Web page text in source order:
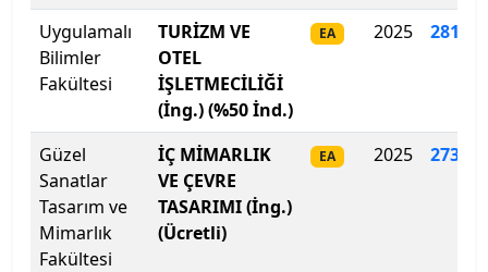
İzmir Katip Çelebi Üniversitesi
İzmir Kavram Meslek Y.O.
İzmir Tınaztepe Üniversitesi
İzmir Yüksek Teknoloji Enstitüsü
Kadir Has Üniversitesi
Uygulamalı
Bilimler
Fakültesi
TURİZM VE
OTEL
İŞLETMECİLİĞİ
(İng.) (%50 İnd.)
EA 2025 281
Güzel
Sanatlar
Tasarım ve
Mimarlık
Fakültesi
İÇ MİMARLIK
VE ÇEVRE
TASARIMI (İng.)
(Ücretli)
EA 2025 273